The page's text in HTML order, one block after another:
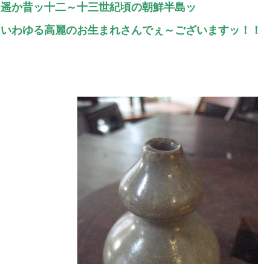
遥か昔ッ十二～十三世紀頃の朝鮮半島ッ
いわゆる高麗のお生まれさんでぇ～ございますッ！！